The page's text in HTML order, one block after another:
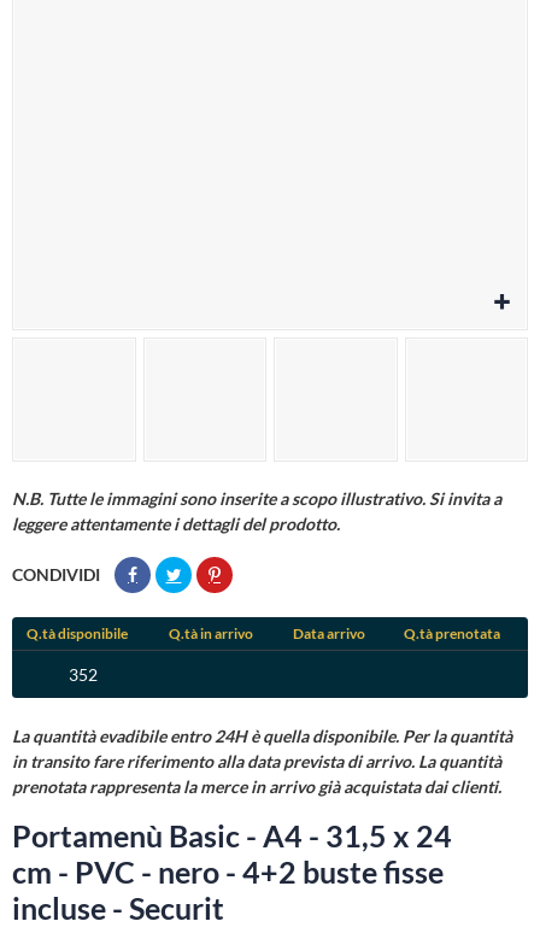
N.B. Tutte le immagini sono inserite a scopo illustrativo. Si invita a
leggere attentamente i dettagli del prodotto.
CONDIVIDI
Q.tà disponibile Q.tà in arrivo Data arrivo Q.tà prenotata
352
La quantità evadibile entro 24H è quella disponibile. Per la quantità
in transito fare riferimento alla data prevista di arrivo. La quantità
prenotata rappresenta la merce in arrivo già acquistata dai clienti.
Portamenù Basic - A4 - 31,5 x 24
cm - PVC - nero - 4+2 buste fisse
incluse - Securit